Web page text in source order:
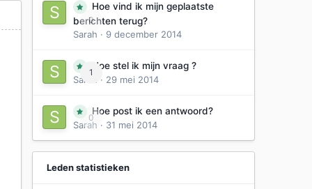
0
Hoe vind ik mijn geplaatste
berichten terug?
Sarah · 9 december 2014
1
Hoe stel ik mijn vraag ?
Sarah
· 29 mei 2014
0
Hoe post ik een antwoord?
Sarah · 31 mei 2014
Leden statistieken